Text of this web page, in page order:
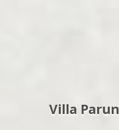
Villa Parun